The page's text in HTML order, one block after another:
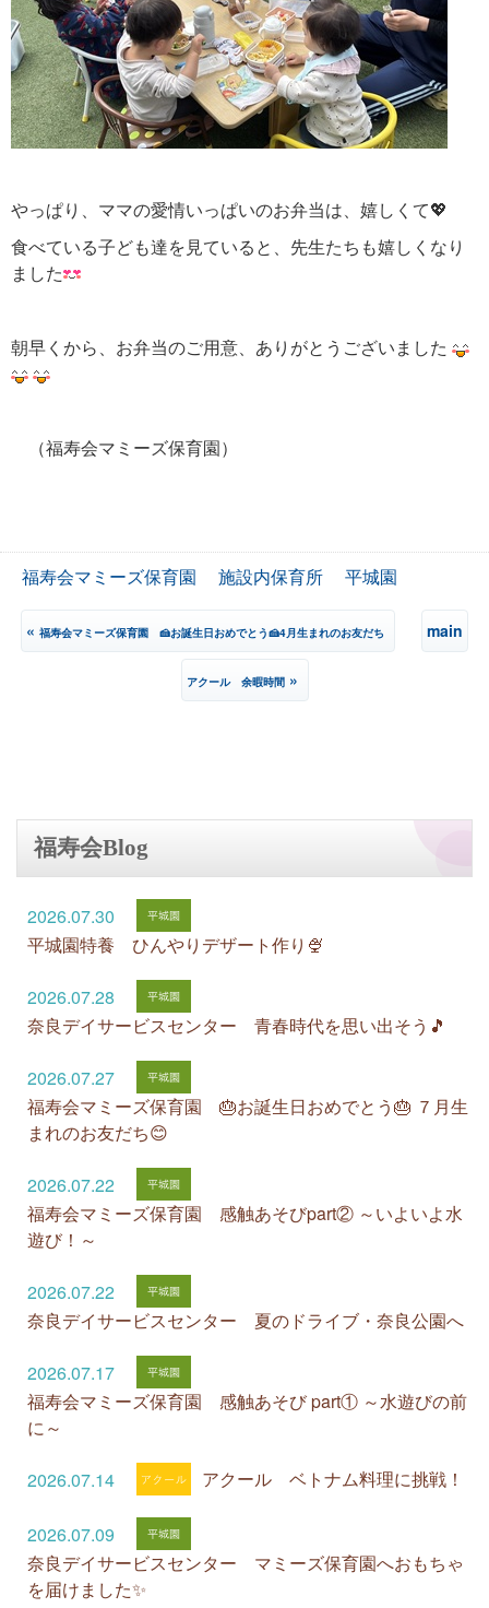
やっぱり、ママの愛情いっぱいのお弁当は、嬉しくて💖
食べている子ども達を見ていると、先生たちも嬉しくなり
ました
朝早くから、お弁当のご用意、ありがとうございました
（福寿会マミーズ保育園）
福寿会マミーズ保育園 施設内保育所 平城園
« 福寿会マミーズ保育園 🍰お誕生日おめでとう🍰4月生まれのお友だち main
アクール 余暇時間»
福寿会Blog
2026.07.30
平城園特養 ひんやりデザート作り🍨
2026.07.28
奈良デイサービスセンター 青春時代を思い出そう🎵
2026.07.27
福寿会マミーズ保育園 🎂お誕生日おめでとう🎂 ７月生
まれのお友だち😊
2026.07.22
福寿会マミーズ保育園 感触あそびpart② ～いよいよ水
遊び！～
2026.07.22
奈良デイサービスセンター 夏のドライブ・奈良公園へ
2026.07.17
福寿会マミーズ保育園 感触あそび part① ～水遊びの前
に～
2026.07.14 アクール ベトナム料理に挑戦！
2026.07.09
奈良デイサービスセンター マミーズ保育園へおもちゃ
を届けました✨